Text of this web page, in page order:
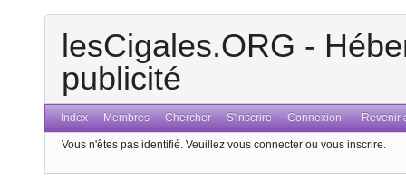
lesCigales.ORG -
publicité
Index Membres Chercher S'inscrire Connexion Revenir
Vous n'êtes pas identifié. Veuillez vous connecter ou vous inscrire.